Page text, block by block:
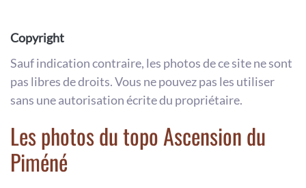
Copyright
Sauf indication contraire, les photos de ce site ne sont
pas libres de droits. Vous ne pouvez pas les utiliser
sans une autorisation écrite du propriétaire.
Les photos du topo Ascension du
Piméné